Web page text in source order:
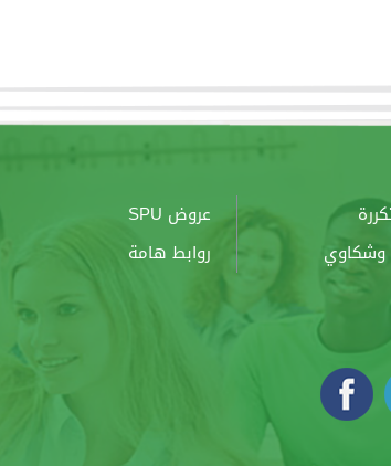
عروض SPU
وشكاوي
روابط هامة